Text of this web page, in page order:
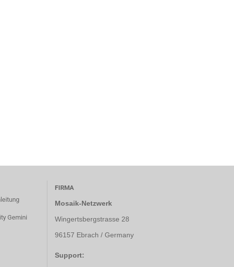
Gemini
FIRMA
Mosaik-Netzwerk
Wingertsbergstrasse 28
96157 Ebrach / Germany
Support: